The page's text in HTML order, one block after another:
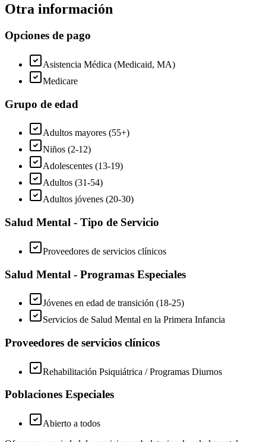
Otra información
Opciones de pago
Asistencia Médica (Medicaid, MA)
Medicare
Grupo de edad
Adultos mayores (55+)
Niños (2-12)
Adolescentes (13-19)
Adultos (31-54)
Adultos jóvenes (20-30)
Salud Mental - Tipo de Servicio
Proveedores de servicios clínicos
Salud Mental - Programas Especiales
Jóvenes en edad de transición (18-25)
Servicios de Salud Mental en la Primera Infancia
Proveedores de servicios clínicos
Rehabilitación Psiquiátrica / Programas Diurnos
Poblaciones Especiales
Abierto a todos